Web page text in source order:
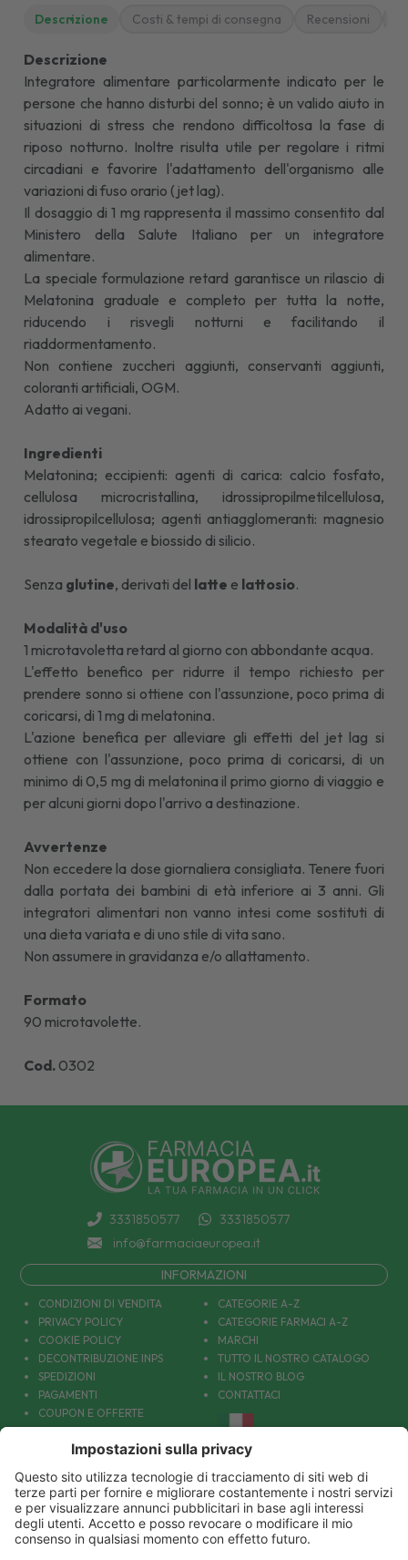
Descrizione Costi & tempi di consegna Recensioni
Descrizione
Integratore alimentare particolarmente indicato per le
persone che hanno disturbi del sonno; è un valido aiuto in
situazioni di stress che rendono difficoltosa la fase di
riposo notturno. Inoltre risulta utile per regolare i ritmi
circadiani e favorire l'adattamento dell'organismo alle
variazioni di fuso orario (jet lag).
Il dosaggio di 1 mg rappresenta il massimo consentito dal
Ministero della Salute Italiano per un integratore
alimentare.
La speciale formulazione retard garantisce un rilascio di
Melatonina graduale e completo per tutta la notte,
riducendo i risvegli notturni e facilitando il
riaddormentamento.
Non contiene zuccheri aggiunti, conservanti aggiunti,
coloranti artificiali, OGM.
Adatto ai vegani.
Ingredienti
Melatonina; eccipienti: agenti di carica: calcio fosfato,
cellulosa microcristallina, idrossipropilmetilcellulosa,
idrossipropilcellulosa; agenti antiagglomeranti: magnesio
stearato vegetale e biossido di silicio.
Senza glutine, derivati del latte e lattosio.
Modalità d'uso
1 microtavoletta retard al giorno con abbondante acqua.
L'effetto benefico per ridurre il tempo richiesto per
prendere sonno si ottiene con l'assunzione, poco prima di
coricarsi, di 1 mg di melatonina.
L'azione benefica per alleviare gli effetti del jet lag si
ottiene con l'assunzione, poco prima di coricarsi, di un
minimo di 0,5 mg di melatonina il primo giorno di viaggio e
per alcuni giorni dopo l'arrivo a destinazione.
Avvertenze
Non eccedere la dose giornaliera consigliata. Tenere fuori
dalla portata dei bambini di età inferiore ai 3 anni. Gli
integratori alimentari non vanno intesi come sostituti di
una dieta variata e di uno stile di vita sano.
Non assumere in gravidanza e/o allattamento.
Formato
90 microtavolette.
Cod. 0302
3331850577
3331850577
info@farmaciaeuropea.it
INFORMAZIONI
CONDIZIONI DI VENDITA
PRIVACY POLICY
COOKIE POLICY
DECONTRIBUZIONE INPS
SPEDIZIONI
PAGAMENTI
COUPON E OFFERTE
PATOLOGIE: CAUSE E RIMEDI
CATEGORIE A-Z
CATEGORIE FARMACI A-Z
MARCHI
TUTTO IL NOSTRO CATALOGO
IL NOSTRO BLOG
CONTATTACI
DIVENTIAMO AMICI!
Parafarmacia Europea Srl - Via Petraro 380- 80050 Santa Maria la Carità (NA) - P.IVA10677001215